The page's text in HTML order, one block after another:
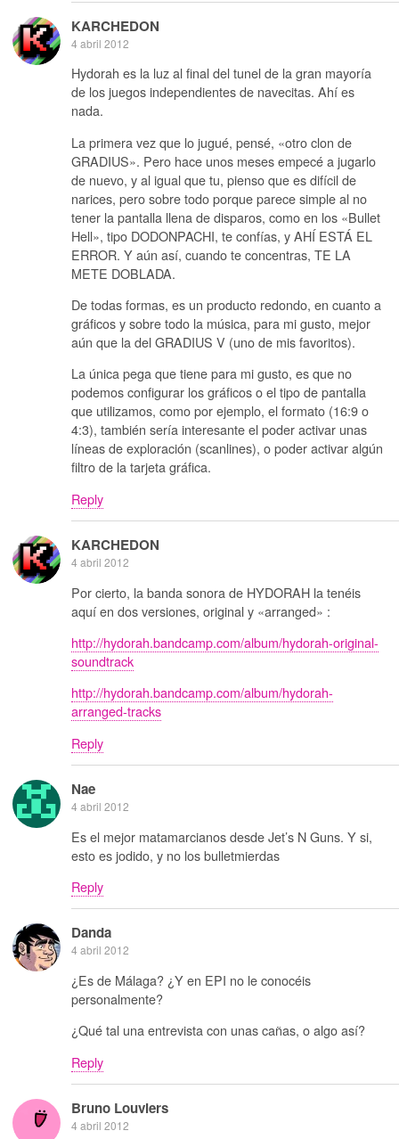
KARCHEDON
4 abril 2012
Hydorah es la luz al final del tunel de la gran mayoría
de los juegos independientes de navecitas. Ahí es
nada.
La primera vez que lo jugué, pensé, «otro clon de
GRADIUS». Pero hace unos meses empecé a jugarlo
de nuevo, y al igual que tu, pienso que es difícil de
narices, pero sobre todo porque parece simple al no
tener la pantalla llena de disparos, como en los «Bullet
Hell», tipo DODONPACHI, te confías, y AHÍ ESTÁ EL
ERROR. Y aún así, cuando te concentras, TE LA
METE DOBLADA.
De todas formas, es un producto redondo, en cuanto a
gráficos y sobre todo la música, para mi gusto, mejor
aún que la del GRADIUS V (uno de mis favoritos).
La única pega que tiene para mi gusto, es que no
podemos configurar los gráficos o el tipo de pantalla
que utilizamos, como por ejemplo, el formato (16:9 o
4:3), también sería interesante el poder activar unas
líneas de exploración (scanlines), o poder activar algún
filtro de la tarjeta gráfica.
Reply
KARCHEDON
4 abril 2012
Por cierto, la banda sonora de HYDORAH la tenéis
aquí en dos versiones, original y «arranged» :
http://hydorah.bandcamp.com/album/hydorah-original-
soundtrack
http://hydorah.bandcamp.com/album/hydorah-
arranged-tracks
Reply
Nae
4 abril 2012
Es el mejor matamarcianos desde Jet’s N Guns. Y si,
esto es jodido, y no los bulletmierdas
Reply
Danda
4 abril 2012
¿Es de Málaga? ¿Y en EPI no le conocéis
personalmente?
¿Qué tal una entrevista con unas cañas, o algo así?
Reply
Bruno Louviers
4 abril 2012